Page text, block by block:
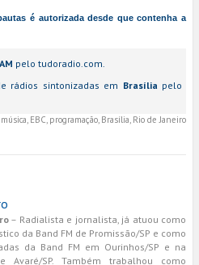
é autorizada desde que contenha a
pelo tudoradio.com.
rádios sintonizadas em Brasília pelo
EBC, programação, Brasília, Rio de Janeiro
– Radialista e jornalista, já atuou como
da Band FM de Promissão/SP e como
da Band FM em Ourinhos/SP e na
Avaré/SP. Também trabalhou como